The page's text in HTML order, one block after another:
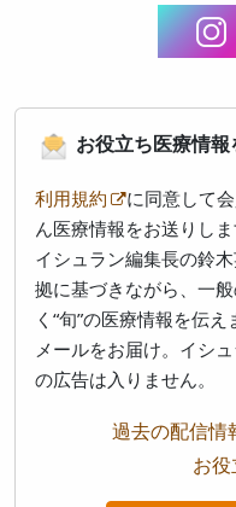
お役立ち医療情
利用規約
に同意して
ん医療情報をお送りしま
イシュラン編集長の鈴
拠に基づきながら、一
く“旬”の医療情報を伝
メールをお届け。イシ
の広告は入りません。
過去の配信情
お